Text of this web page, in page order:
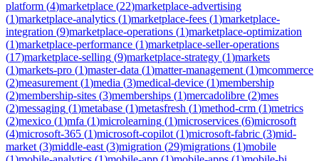
platform (4)marketplace (22)marketplace-advertising
(1)marketplace-analytics (1)marketplace-fees (1)marketplace-
integration (9)marketplace-operations (1)marketplace-optimization
(1)marketplace-performance (1)marketplace-seller-operations
(17)marketplace-selling (9)marketplace-strategy (1)markets
(1)markets-pro (1)master-data (1)matter-management (1)mcommerce
(2)measurement (1)media (3)medical-device (1)membership
(2)membership-sites (3)memberships (1)mercadolibre (2)mes
(2)messaging (1)metabase (1)metasfresh (1)method-crm (1)metrics
(2)mexico (1)mfa (1)microlearning (1)microservices (6)microsoft
(4)microsoft-365 (1)microsoft-copilot (1)microsoft-fabric (3)mid-
market (3)middle-east (3)migration (29)migrations (1)mobile